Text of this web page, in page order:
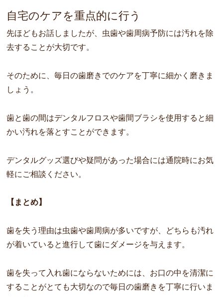
自宅のケアを重点的に行う
先ほどもお話しましたが、虫歯や歯周病予防には汚れを除
去することが大切です。
そのために、毎日の歯磨きでのケアを丁寧に細かく磨きま
しょう。
歯と歯の間はデンタルフロスや歯間ブラシを使用すると細
かい汚れを落とすことができます。
デンタルグッズ選びや疑問があった場合には通院時にお気
軽にご相談ください。
【まとめ】
歯を失う理由は虫歯や歯周病が多いですが、どちらも汚れ
が着いていると進行して歯にダメージを与えます。
歯を失って入れ歯にならないためには、お口の中を清潔に
することがとても大切なので毎日の歯磨きを丁寧に行いま